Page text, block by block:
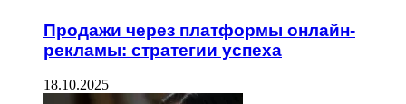
Продажи через платформы онлайн-
рекламы: стратегии успеха
18.10.2025